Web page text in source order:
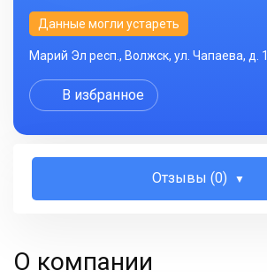
Данные могли устареть
Марий Эл респ., Волжск, ул. Чапаева, д. 1
В избранное
Отзывы (0)
О компании